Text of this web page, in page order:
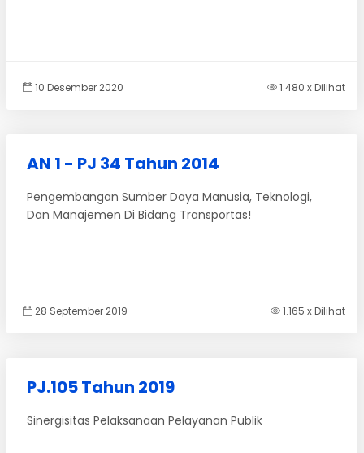
10 Desember 2020 1.480 x Dilihat
AN 1 - PJ 34 Tahun 2014
Pengembangan Sumber Daya Manusia, Teknologi,
Dan Manajemen Di Bidang Transportas!
28 September 2019 1.165 x Dilihat
PJ.105 Tahun 2019
Sinergisitas Pelaksanaan Pelayanan Publik